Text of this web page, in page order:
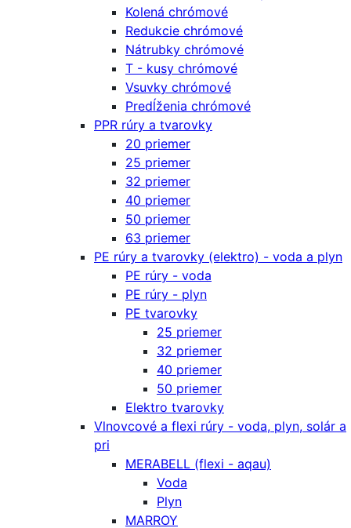
Kolená chrómové
Redukcie chrómové
Nátrubky chrómové
T - kusy chrómové
Vsuvky chrómové
Predĺženia chrómové
PPR rúry a tvarovky
20 priemer
25 priemer
32 priemer
40 priemer
50 priemer
63 priemer
PE rúry a tvarovky (elektro) - voda a plyn
PE rúry - voda
PE rúry - plyn
PE tvarovky
25 priemer
32 priemer
40 priemer
50 priemer
Elektro tvarovky
Vlnovcové a flexi rúry - voda, plyn, solár a
pri
MERABELL (flexi - aqau)
Voda
Plyn
MARROY